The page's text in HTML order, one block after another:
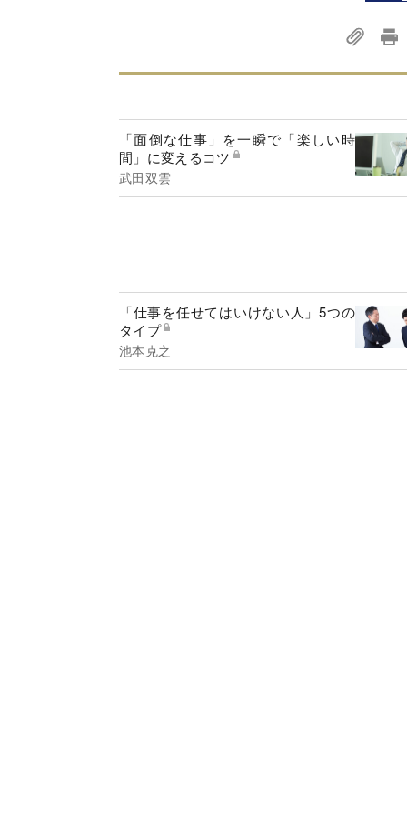
「面倒な仕事」を一瞬で「楽しい時
間」に変えるコツ
武田双雲
「仕事を任せてはいけない人」5つの
タイプ
池本克之